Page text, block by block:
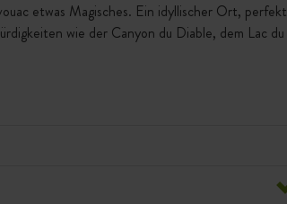
etwas Magisches. Ein idyllischer Ort, perfekt
wie der Canyon du Diable, dem Lac du